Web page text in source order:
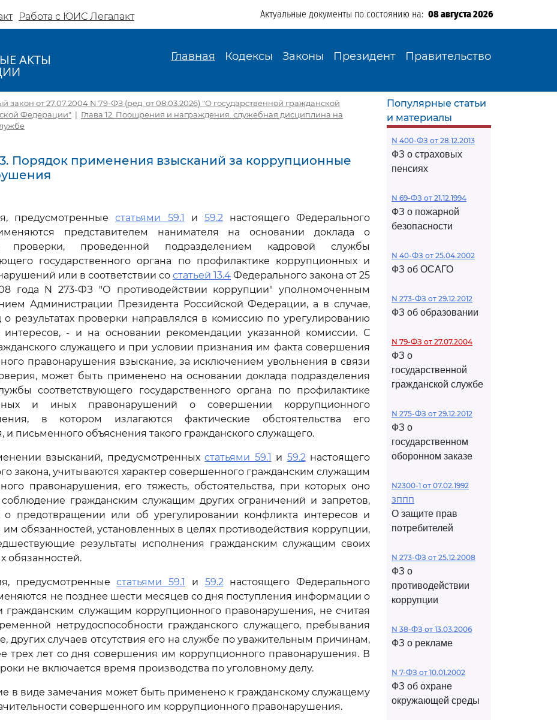
Работа с ЮИС Легалакт Актуальные документы по состоянию на: 08 августа 2026
АКТЫ Главная Кодексы Законы Президент Правительство
закон от 27.07.2004 N 79-ФЗ (ред. от 08.03.2026) "О государственной гражданской
Федерации" | Глава 12. Поощрения и награждения. служебная дисциплина на
Порядок применения взысканий за коррупционные
предусмотренныестатьями 59.1 и 59.2настоящего Федерального
представителем нанимателя на основании доклада о
проверки, проведенной подразделением кадровой службы
государственного органа по профилактике коррупционных и
или в соответствии со статьей 13.4 Федерального закона от 25
года N 273-ФЗ "О противодействии коррупции" уполномоченным
Администрации Президента Российской Федерации, а в случае,
о результатах проверки направлялся в комиссию по урегулированию
интересов, - и на основании рекомендации указанной комиссии. С
служащего и при условии признания им факта совершения
правонарушения взыскание, за исключением увольнения в связи
может быть применено на основании доклада подразделения
соответствующего государственного органа по профилактике
и иных правонарушений о совершении коррупционного
в котором излагаются фактические обстоятельства его
и письменного объяснения такого гражданского служащего.
взысканий, предусмотренныхстатьями 59.1 и 59.2настоящего
закона, учитываются характер совершенного гражданским служащим
правонарушения, его тяжесть, обстоятельства, при которых оно
гражданским служащим других ограничений и запретов,
о предотвращении или об урегулировании конфликта интересов и
обязанностей, установленных в целях противодействия коррупции,
результаты исполнения гражданским служащим своих
обязанностей.
предусмотренныестатьями 59.1 и 59.2настоящего Федерального
не позднее шести месяцев со дня поступления информации о
гражданским служащим коррупционного правонарушения, не считая
нетрудоспособности гражданского служащего, пребывания
других случаев отсутствия его на службе по уважительным причинам,
трех лет со дня совершения им коррупционного правонарушения. В
не включается время производства по уголовному делу.
в виде замечания может быть применено к гражданскому служащему
совершенного им коррупционного правонарушения.
Популярные статьи
и материалы
N 400-ФЗ от 28.12.2013
ФЗ о страховых
пенсиях
N 69-ФЗ от 21.12.1994
ФЗ о пожарной
безопасности
N 40-ФЗ от 25.04.2002
ФЗ об ОСАГО
N 273-ФЗ от 29.12.2012
ФЗ об образовании
N 79-ФЗ от 27.07.2004
ФЗ о
государственной
гражданской службе
N 275-ФЗ от 29.12.2012
ФЗ о
государственном
оборонном заказе
N2300-1 от 07.02.1992
ЗППП
О защите прав
потребителей
N 273-ФЗ от 25.12.2008
ФЗ о
противодействии
коррупции
N 38-ФЗ от 13.03.2006
ФЗ о рекламе
N 7-ФЗ от 10.01.2002
ФЗ об охране
окружающей среды